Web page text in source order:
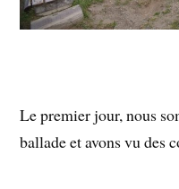
Le premier jour, nous
ballade et avons vu des